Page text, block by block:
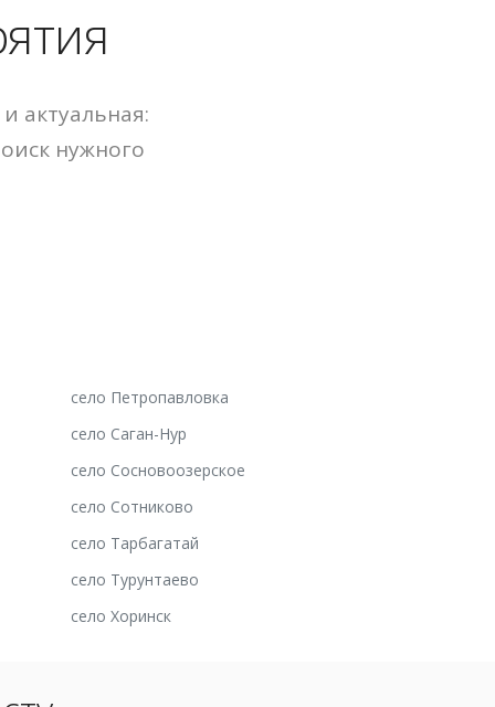
актуальная:
нужного
село Петропавловка
село Саган-Нур
село Сосновоозерское
село Сотниково
село Тарбагатай
село Турунтаево
село Хоринск